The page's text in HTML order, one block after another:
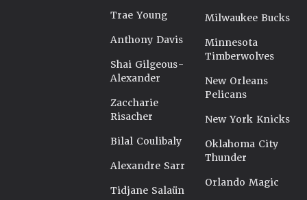
Trae Young
Anthony Davis
Shai Gilgeous-
Alexander
Zaccharie
Risacher
Bilal Coulibaly
Alexandre Sarr
Tidjane Salaün
Milwaukee Bucks
Minnesota
Timberwolves
New Orleans
Pelicans
New York Knicks
Oklahoma City
Thunder
Orlando Magic